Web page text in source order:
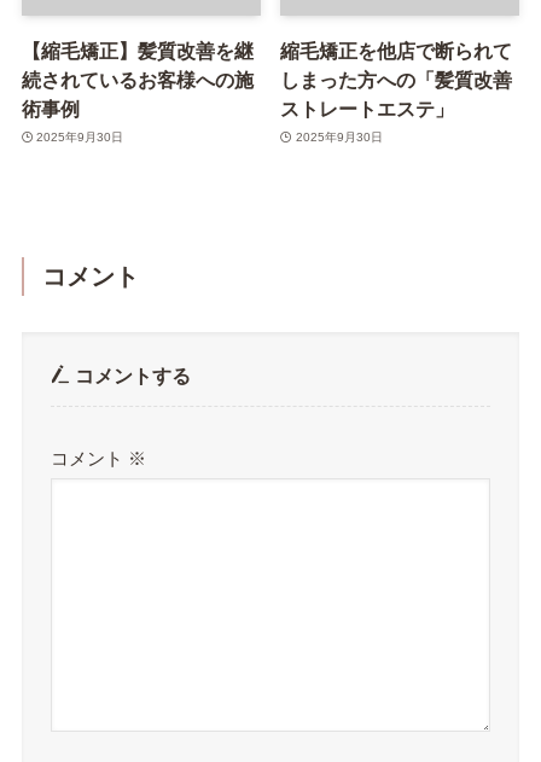
【縮毛矯正】髪質改善を継
続されているお客様への施
術事例
2025年9月30日
縮毛矯正を他店で断られて
しまった方への「髪質改善
ストレートエステ」
2025年9月30日
コメント
コメントする
コメント ※